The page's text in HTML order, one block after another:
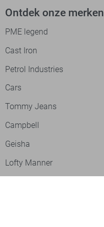
Ontdek onze merken
PME legend
Cast Iron
Petrol Industries
Cars
Tommy Jeans
Campbell
Geisha
Lofty Manner